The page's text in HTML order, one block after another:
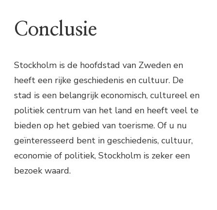
Conclusie
Stockholm is de hoofdstad van Zweden en
heeft een rijke geschiedenis en cultuur. De
stad is een belangrijk economisch, cultureel en
politiek centrum van het land en heeft veel te
bieden op het gebied van toerisme. Of u nu
geïnteresseerd bent in geschiedenis, cultuur,
economie of politiek, Stockholm is zeker een
bezoek waard.